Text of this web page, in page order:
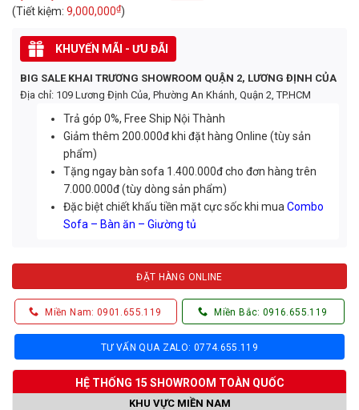
price
was:
18,800,000₫.
price
is:
9,800,000₫.
(Tiết kiệm: 9,000,000₫)
KHUYẾN MÃI - ƯU ĐÃI
BIG SALE KHAI TRƯƠNG SHOWROOM QUẬN 2, LƯƠNG ĐỊNH CỦA
Địa chỉ: 109 Lương Định Của, Phường An Khánh, Quận 2, TP.HCM
Trả góp 0%, Free Ship Nội Thành
Giảm thêm 200.000đ khi đặt hàng Online (tùy sản
phẩm)
Tặng ngay bàn sofa 1.400.000đ cho đơn hàng trên
7.000.000đ (tùy dòng sản phẩm)
Đặc biệt chiết khấu tiền mặt cực sốc khi muaCombo
Sofa – Bàn ăn – Giường tủ
ĐẶT HÀNG ONLINE
Miền Nam: 0901.655.119 Miền Bắc: 0916.655.119
TƯ VẤN QUA ZALO: 0774.655.119
HỆ THỐNG 15 SHOWROOM TOÀN QUỐC
KHU VỰC MIỀN NAM